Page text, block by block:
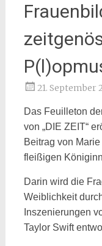
21. September
Das Feuilleton
von „DIE ZEIT“
Beitrag von
fleißigen
Darin wird die
Weiblichkeit
Inszenierungen
Taylor Swift